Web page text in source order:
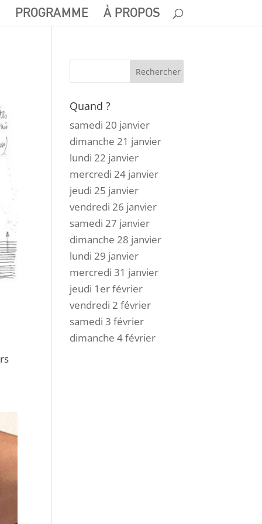
PROGRAMME À PROPOS
Quand ?
samedi 20 janvier
dimanche 21 janvier
lundi 22 janvier
mercredi 24 janvier
jeudi 25 janvier
vendredi 26 janvier
samedi 27 janvier
dimanche 28 janvier
lundi 29 janvier
mercredi 31 janvier
jeudi 1er février
vendredi 2 février
samedi 3 février
dimanche 4 février